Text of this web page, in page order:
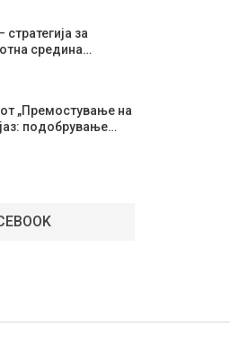
за
средина…
„Премостување на
подобрување…